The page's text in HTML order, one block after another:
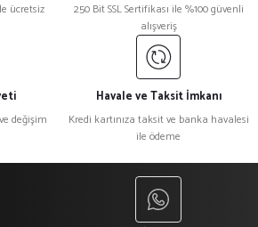
ücretsiz
250 Bit SSL Sertifikası ile %100 güvenli
alışveriş
değişim
Havale ve Taksit İmkanı
Kredi kartınıza taksit ve banka havalesi
ile ödeme